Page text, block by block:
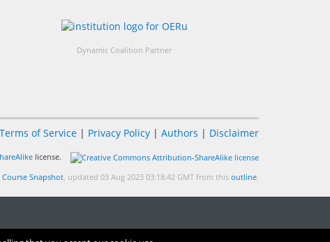
Dynamic Coalition Partner
Terms of Service | Privacy Policy | Authors | Disclaimer
license.
Course Snapshot, updated 03 Aug 2023 03:18:42 GMT from this outline.